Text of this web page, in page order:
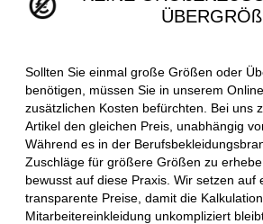
Sollten Sie einmal große Größen oder
benötigen, müssen Sie in unserem
zusätzlichen Kosten befürchten. Bei uns
Artikel den gleichen Preis, unabhängig
Während es in der
Zuschläge für größere Größen zu
bewusst auf diese Praxis. Wir setzen auf
transparente Preise, damit die
Mitarbeitereinkleidung unkompliziert